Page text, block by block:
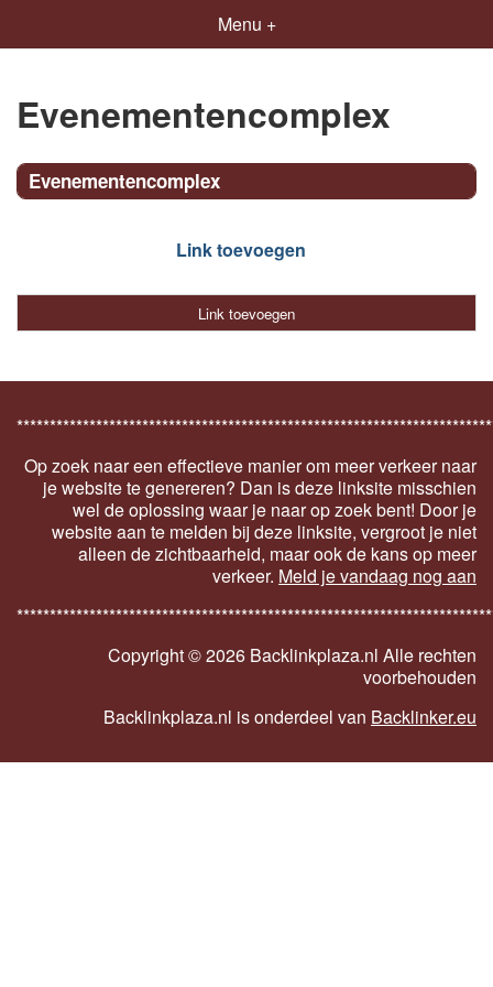
Menu +
Evenementencomplex
Evenementencomplex
Link toevoegen
Link toevoegen
Op zoek naar een effectieve manier om meer verkeer naar
je website te genereren? Dan is deze linksite misschien
wel de oplossing waar je naar op zoek bent! Door je
website aan te melden bij deze linksite, vergroot je niet
alleen de zichtbaarheid, maar ook de kans op meer
verkeer. Meld je vandaag nog aan
Copyright ©2026 Backlinkplaza.nl Alle rechten
voorbehouden
Backlinkplaza.nl is onderdeel van Backlinker.eu